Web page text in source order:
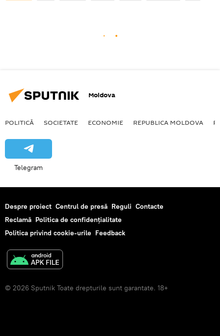
Moldova
POLITICĂ SOCIETATE ECONOMIE REPUBLICA MOLDOVA
Telegram
Despre proiect Centrul de presă Reguli Contacte
Reclamă Politica de confidențialitate
Politica privind cookie-urile Feedback
© 2026 Sputnik Toate drepturile sunt garantate. 18+